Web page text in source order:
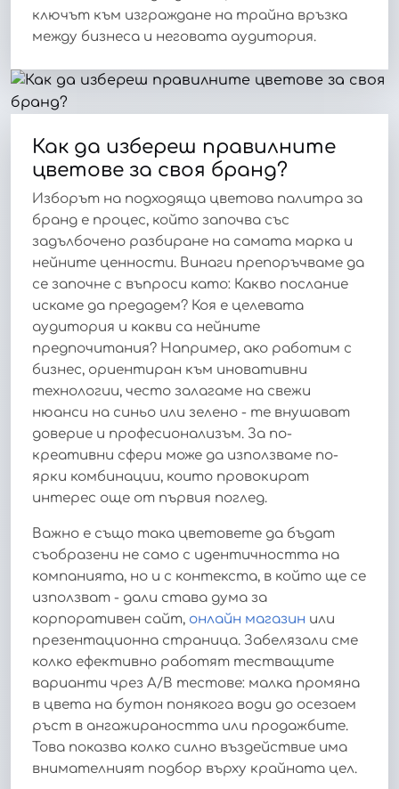
ключът към изграждане на трайна връзка
между бизнеса и неговата аудитория.
Как да избереш правилните
цветове за своя бранд?
Изборът на подходяща цветова палитра за
бранд е процес, който започва със
задълбочено разбиране на самата марка и
нейните ценности. Винаги препоръчваме да
се започне с въпроси като: Какво послание
искаме да предадем? Коя е целевата
аудитория и какви са нейните
предпочитания? Например, ако работим с
бизнес, ориентиран към иновативни
технологии, често залагаме на свежи
нюанси на синьо или зелено - те внушават
доверие и професионализъм. За по-
креативни сфери може да използваме по-
ярки комбинации, които провокират
интерес още от първия поглед.
Важно е също така цветовете да бъдат
съобразени не само с идентичността на
компанията, но и с контекста, в който ще се
използват - дали става дума за
корпоративен сайт, онлайн магазин или
презентационна страница. Забелязали сме
колко ефективно работят тестващите
варианти чрез A/B тестове: малка промяна
в цвета на бутон понякога води до осезаем
ръст в ангажираността или продажбите.
Това показва колко силно въздействие има
внимателният подбор върху крайната цел.